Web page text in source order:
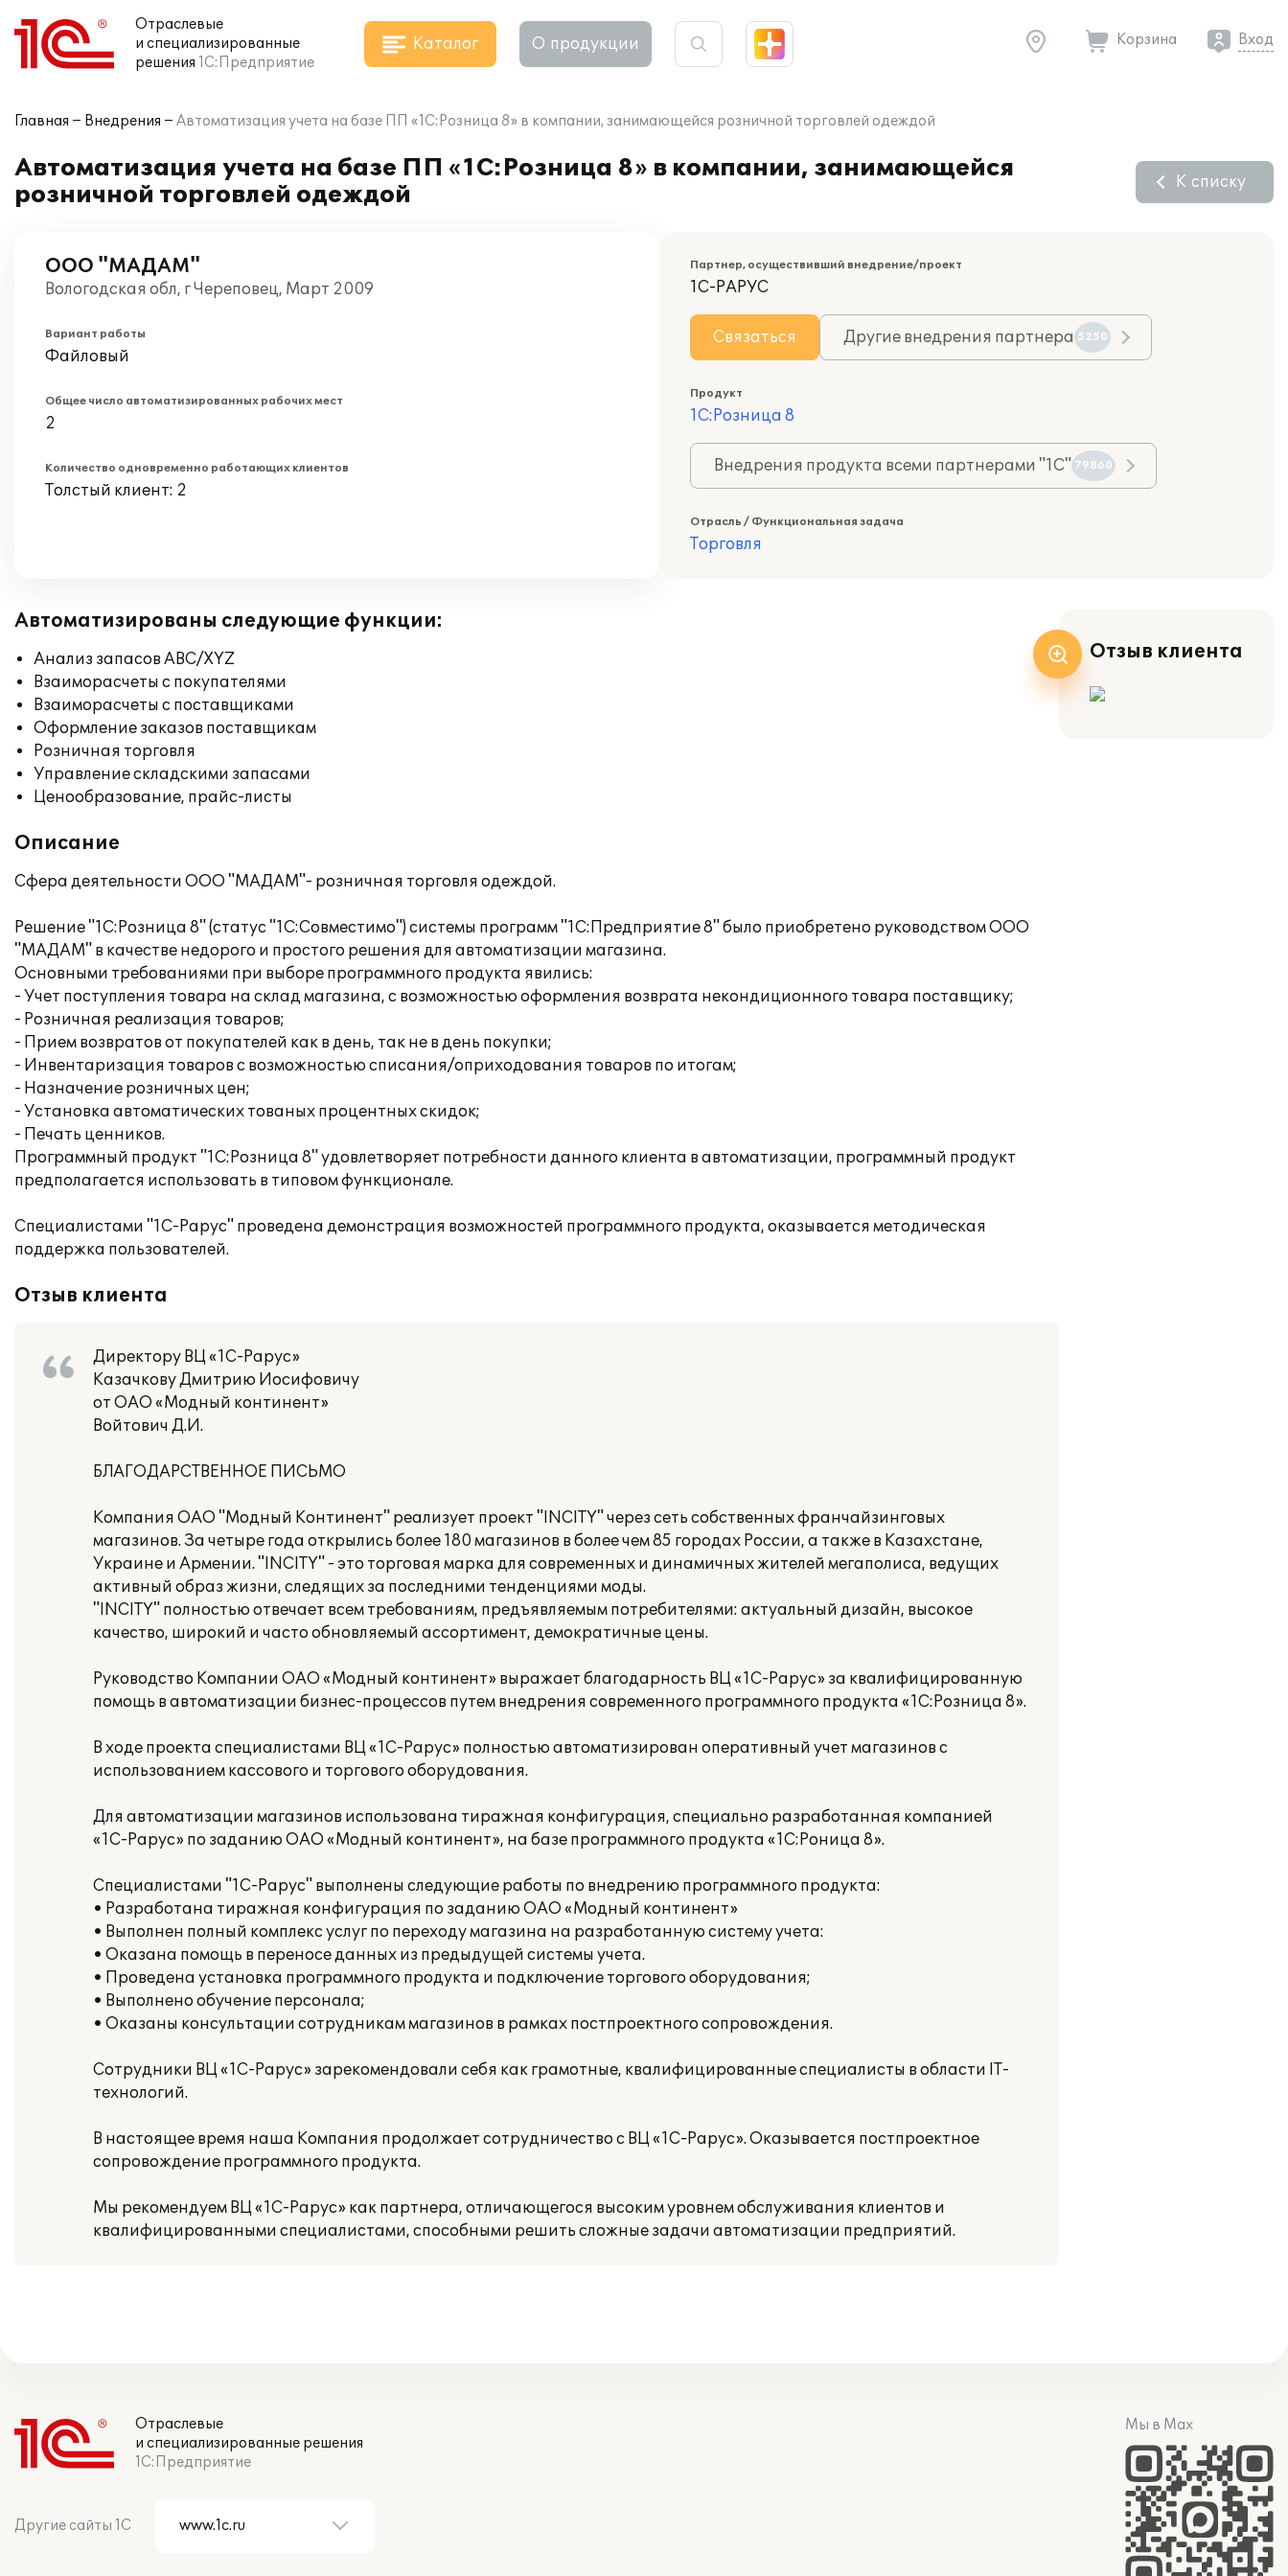
Отраслевые
и специализированные
решения 1С:Предприятие
Каталог О продукции Корзина Вход
Главная Внедрения Автоматизация учета на базе ПП «1С:Розница 8» в компании, занимающейся розничной торговлей одеждой
Автоматизация учета на базе ПП «1С:Розница 8» в компании, занимающейся
розничной торговлей одеждой
К списку
ООО "МАДАМ"
Вологодская обл, г Череповец, Март 2009
Вариант работы
Файловый
Общее число автоматизированных рабочих мест
2
Количество одновременно работающих клиентов
Толстый клиент: 2
Партнер, осуществивший внедрение/проект
1С-РАРУС
Связаться Другие внедрения партнера 5250
Продукт
1С:Розница 8
Внедрения продукта всеми партнерами "1С" 79860
Отрасль / Функциональная задача
Торговля
Автоматизированы следующие функции:
Анализ запасов ABC/XYZ
Взаиморасчеты с покупателями
Взаиморасчеты с поставщиками
Оформление заказов поставщикам
Розничная торговля
Управление складскими запасами
Ценообразование, прайс-листы
Описание
Сфера деятельности ООО "МАДАМ"- розничная торговля одеждой.
Решение "1С:Розница 8" (статус "1С:Совместимо") системы программ "1С:Предприятие 8" было приобретено руководством ООО
"МАДАМ" в качестве недорого и простого решения для автоматизации магазина.
Основными требованиями при выборе программного продукта явились:
- Учет поступления товара на склад магазина, с возможностью оформления возврата некондиционного товара поставщику;
- Розничная реализация товаров;
- Прием возвратов от покупателей как в день, так не в день покупки;
- Инвентаризация товаров с возможностью списания/оприходования товаров по итогам;
- Назначение розничных цен;
- Установка автоматических тованых процентных скидок;
- Печать ценников.
Программный продукт "1С:Розница 8" удовлетворяет потребности данного клиента в автоматизации, программный продукт
предполагается использовать в типовом функционале.
Специалистами "1С-Рарус" проведена демонстрация возможностей программного продукта, оказывается методическая
поддержка пользователей.
Отзыв клиента
Директору ВЦ «1С-Рарус»
Казачкову Дмитрию Иосифовичу
от ОАО «Модный континент»
Войтович Д.И.
БЛАГОДАРСТВЕННОЕ ПИСЬМО
Компания ОАО "Модный Континент" реализует проект "INCITY" через сеть собственных франчайзинговых
магазинов. За четыре года открылись более 180 магазинов в более чем 85 городах России, а также в Казахстане,
Украине и Армении. "INCITY" - это торговая марка для современных и динамичных жителей мегаполиса, ведущих
активный образ жизни, следящих за последними тенденциями моды.
"INCITY" полностью отвечает всем требованиям, предъявляемым потребителями: актуальный дизайн, высокое
качество, широкий и часто обновляемый ассортимент, демократичные цены.
Руководство Компании ОАО «Модный континент» выражает благодарность ВЦ «1С-Рарус» за квалифицированную
помощь в автоматизации бизнес-процессов путем внедрения современного программного продукта «1С:Розница 8».
В ходе проекта специалистами ВЦ «1С-Рарус» полностью автоматизирован оперативный учет магазинов с
использованием кассового и торгового оборудования.
Для автоматизации магазинов использована тиражная конфигурация, специально разработанная компанией
«1С-Рарус» по заданию ОАО «Модный континент», на базе программного продукта «1С:Роница 8».
Специалистами "1С-Рарус" выполнены следующие работы по внедрению программного продукта:
• Разработана тиражная конфигурация по заданию ОАО «Модный континент»
• Выполнен полный комплекс услуг по переходу магазина на разработанную систему учета:
• Оказана помощь в переносе данных из предыдущей системы учета.
• Проведена установка программного продукта и подключение торгового оборудования;
• Выполнено обучение персонала;
• Оказаны консультации сотрудникам магазинов в рамках постпроектного сопровождения.
Сотрудники ВЦ «1С-Рарус» зарекомендовали себя как грамотные, квалифицированные специалисты в области IT-
технологий.
В настоящее время наша Компания продолжает сотрудничество с ВЦ «1С-Рарус». Оказывается постпроектное
сопровождение программного продукта.
Мы рекомендуем ВЦ «1С-Рарус» как партнера, отличающегося высоким уровнем обслуживания клиентов и
квалифицированными специалистами, способными решить сложные задачи автоматизации предприятий.
Отзыв клиента
Отраслевые
и специализированные решения
1С:Предприятие
Другие сайты 1С
Мы в Max